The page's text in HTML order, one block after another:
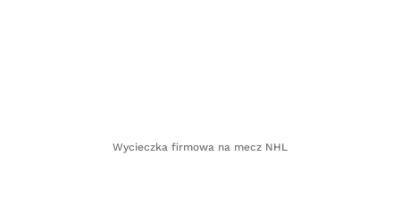
Wycieczka firmowa na mecz NHL